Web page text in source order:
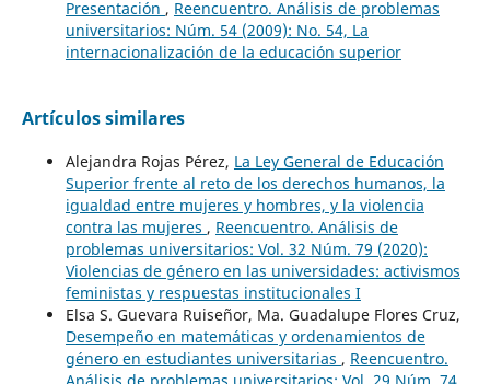
Presentación , Reencuentro. Análisis de problemas
universitarios: Núm. 54 (2009): No. 54, La
internacionalización de la educación superior
Artículos similares
Alejandra Rojas Pérez, La Ley General de Educación
Superior frente al reto de los derechos humanos, la
igualdad entre mujeres y hombres, y la violencia
contra las mujeres , Reencuentro. Análisis de
problemas universitarios: Vol. 32 Núm. 79 (2020):
Violencias de género en las universidades: activismos
feministas y respuestas institucionales I
Elsa S. Guevara Ruiseñor, Ma. Guadalupe Flores Cruz,
Desempeño en matemáticas y ordenamientos de
género en estudiantes universitarias , Reencuentro.
Análisis de problemas universitarios: Vol. 29 Núm. 74